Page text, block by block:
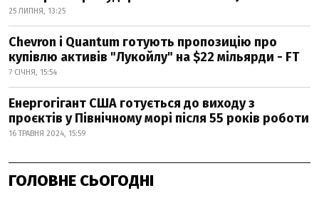
25 ЛИПНЯ, 13:25
Chevron і Quantum готують пропозицію про
купівлю активів "Лукойлу" на $22 мільярди - FT
7 СІЧНЯ, 15:54
Енергогігант США готується до виходу з
проєктів у Північному морі після 55 років роботи
16 ТРАВНЯ 2024, 15:59
ГОЛОВНЕ СЬОГОДНІ